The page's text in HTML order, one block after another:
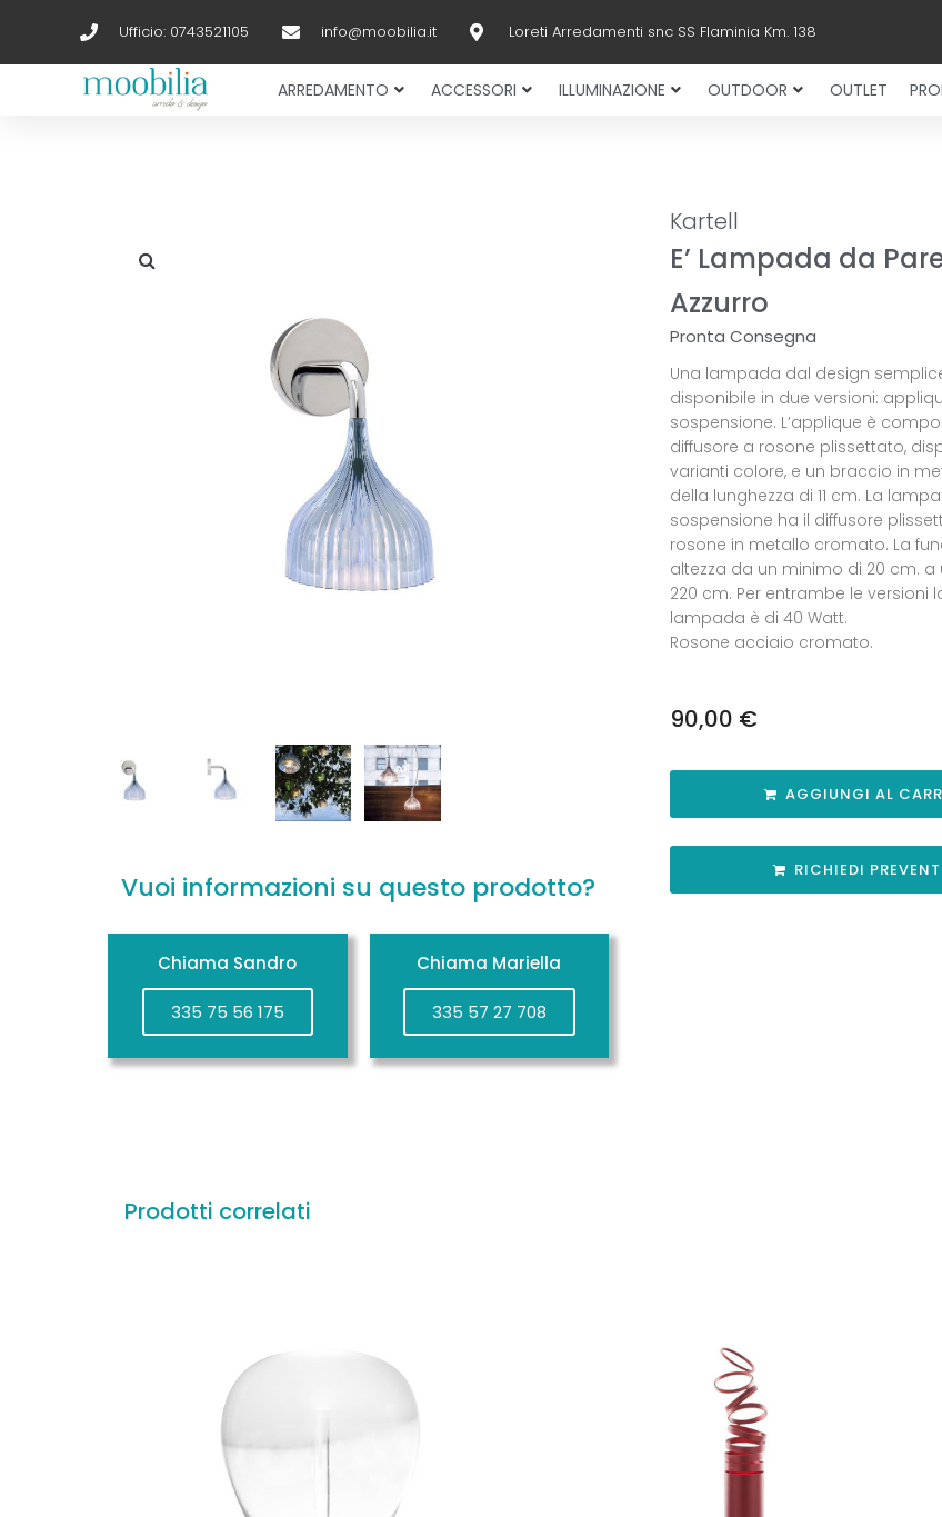
Ufficio: 0743521105 info@moobilia.it Loreti Arredamenti snc SS Flaminia Km. 138
ARREDAMENTO ACCESSORI ILLUMINAZIONE OUTDOOR OUTLET
Vuoi informazioni su questo prodotto?
Chiama Sandro
335 75 56 175
Chiama Mariella
335 57 27 708
Kartell
E’ Lampada da
Azzurro
Pronta Consegna
Una lampada dal design
disponibile in due versioni:
sospensione. L’applique è
diffusore a rosone plissettato,
varianti colore, e un braccio in
della lunghezza di 11 cm. La
sospensione ha il diffusore
rosone in metallo cromato. La
altezza da un minimo di 20 cm.
220 cm. Per entrambe le versioni
lampada è di 40 Watt.
Rosone acciaio cromato.
90,00 €
AGGIUNGI AL
RICHIEDI
Prodotti correlati